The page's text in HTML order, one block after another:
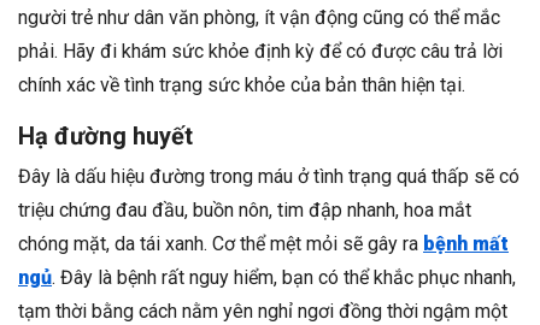
người trẻ như dân văn phòng, ít vận động cũng có thể mắc
phải. Hãy đi khám sức khỏe định kỳ để có được câu trả lời
chính xác về tình trạng sức khỏe của bản thân hiện tại.
Hạ đường huyết
Đây là dấu hiệu đường trong máu ở tình trạng quá thấp sẽ có
triệu chứng đau đầu, buồn nôn, tim đập nhanh, hoa mắt
chóng mặt, da tái xanh. Cơ thể mệt mỏi sẽ gây ra bệnh mất
ngủ. Đây là bệnh rất nguy hiểm, bạn có thể khắc phục nhanh,
tạm thời bằng cách nằm yên nghỉ ngơi đồng thời ngậm một